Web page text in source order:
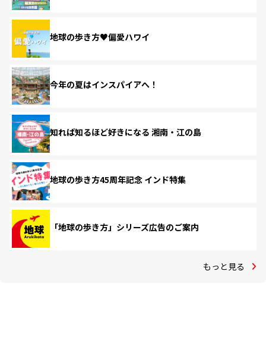
地球の歩き方♥偏愛ハワイ
今年の夏はインスパイアへ！
知れば知るほど好きになる 湘南・江の島
地球の歩き方45周年記念 インド特集
「地球の歩き方」シリーズ広告のご案内
もっと見る